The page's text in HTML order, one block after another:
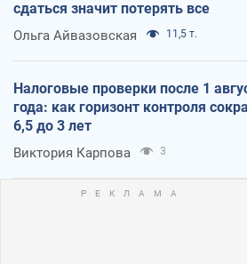
сдаться значит потерять все
Ольга Айвазовская 11,5 т.
Налоговые проверки после 1
года: как горизонт контроля
6,5 до 3 лет
Виктория Карпова 3